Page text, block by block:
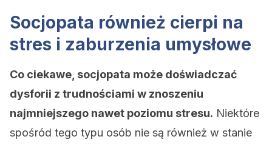
Socjopata również cierpi na
stres i zaburzenia umysłowe
Co ciekawe, socjopata może doświadczać
dysforii z trudnościami w znoszeniu
najmniejszego nawet poziomu stresu. Niektóre
spośród tego typu osób nie są również w stanie